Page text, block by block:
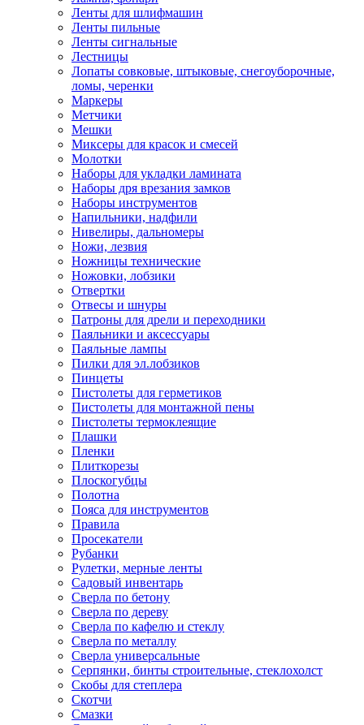
Ленты для шлифмашин
Ленты пильные
Ленты сигнальные
Лестницы
Лопаты совковые, штыковые, снегоуборочные,
ломы, черенки
Маркеры
Метчики
Мешки
Миксеры для красок и смесей
Молотки
Наборы для укладки ламината
Наборы дря врезания замков
Наборы инструментов
Напильники, надфили
Нивелиры, дальномеры
Ножи, лезвия
Ножницы технические
Ножовки, лобзики
Отвертки
Отвесы и шнуры
Патроны для дрели и переходники
Паяльники и аксессуары
Паяльные лампы
Пилки для эл.лобзиков
Пинцеты
Пистолеты для герметиков
Пистолеты для монтажной пены
Пистолеты термоклеящие
Плашки
Пленки
Плиткорезы
Плоскогубцы
Полотна
Пояса для инструментов
Правила
Просекатели
Рубанки
Рулетки, мерные ленты
Садовый инвентарь
Сверла по бетону
Сверла по дереву
Сверла по кафелю и стеклу
Сверла по металлу
Сверла универсальные
Серпянки, бинты строительные, стеклохолст
Скобы для степлера
Скотчи
Смазки